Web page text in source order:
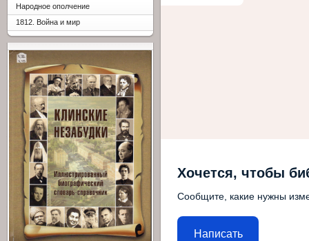
Хочется, чтобы
Сообщите, какие нужны
Написать
Народное ополчение
1812. Война и мир